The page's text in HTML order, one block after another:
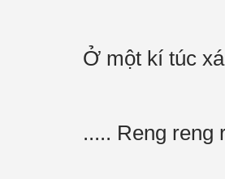
Ở một kí túc
..... Reng reng